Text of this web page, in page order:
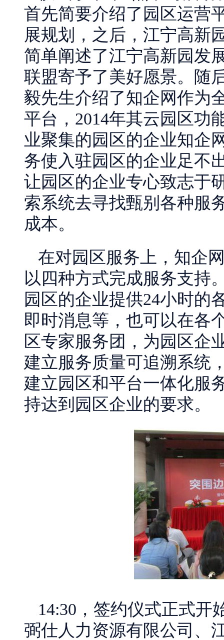
首先简要介绍了园区运营
展规划，之后，江宁高新
简单阐述了江宁高新园发
联盟寄予了美好愿景。随
毅先生介绍了知企网作为
平台，2014年其云园区功
业聚集的园区的企业知企
务使入驻园区的企业足不
让园区的企业专心致志于
索系统去寻找甄别各种服
成本。
在对园区服务上，知企
以四种方式完成服务支持
园区的企业提供24小时的
即时消息等，也可以在各
区专家服务团，为园区企
建立服务质量可追溯系统
建立园区和平台一体化服
持达到园区企业的要求。
14:30，签约仪式正式开
弼仕人力资源有限公司、